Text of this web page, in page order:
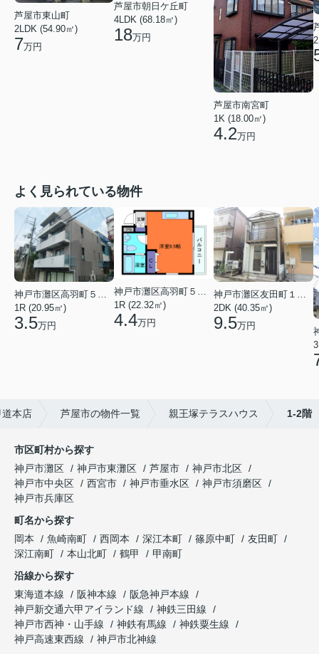
芦屋市東山町
2LDK (54.90㎡)
7万円
芦屋市朝日ケ丘町
4LDK (68.18㎡)
18万円
芦屋市南宮町
1K (18.00㎡)
4.2万円
よく見られている物件
1R (20.95㎡)
3.5万円
1R (22.32㎡)
4.4万円
2DK (40.35㎡)
9.5万円
本店 芦屋市の物件一覧 親王塚テラスハウス 1-2階
市区町村から探す
神戸市灘区
神戸市東灘区 芦屋市
神戸市北区
神戸市中央区
西宮市 神戸市垂水区
神戸市須磨区
神戸市兵庫区
町名から探す
岡本
魚崎南町 西岡本 深江本町 篠原中町
友田町
深江南町
本山北町 鶴甲
甲南町
沿線から探す
東海道本線
阪神本線
阪急神戸本線
神戸新交通六甲アイランド線
神鉄三田線
神戸市西神・山手線
神鉄有馬線
神鉄粟生線
神戸高速東西線
神戸市北神線